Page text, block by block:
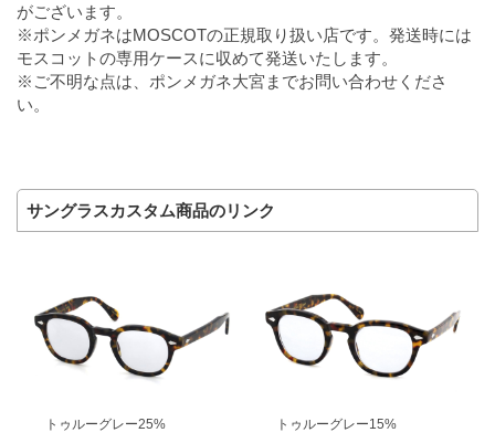
がございます。
※ポンメガネはMOSCOTの正規取り扱い店です。発送時には
モスコットの専用ケースに収めて発送いたします。
※ご不明な点は、ポンメガネ大宮までお問い合わせくださ
い。
サングラスカスタム商品のリンク
トゥルーグレー25%
トゥルーグレー15%